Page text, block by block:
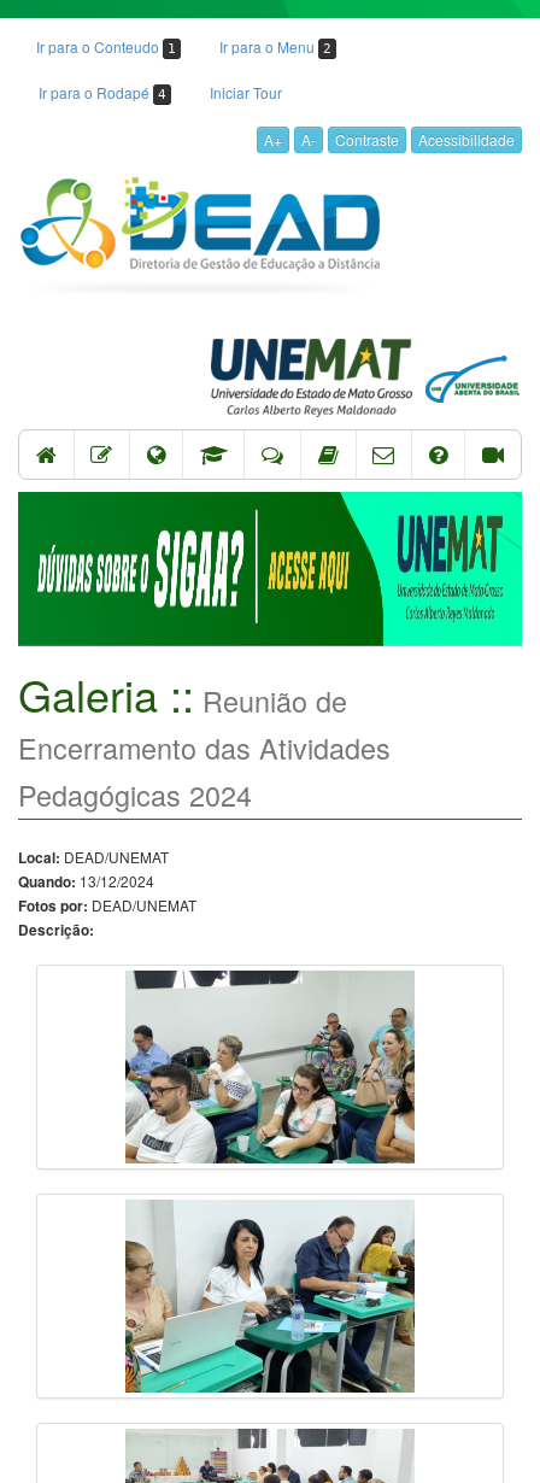
Ir para o Conteudo 1 Ir para o Menu 2
Ir para o Rodapé 4 Iniciar Tour
A+ A- Contraste Acessibilidade
Galeria :: Reunião de
Encerramento das Atividades
Pedagógicas 2024
Local: DEAD/UNEMAT
Quando: 13/12/2024
Fotos por: DEAD/UNEMAT
Descrição: